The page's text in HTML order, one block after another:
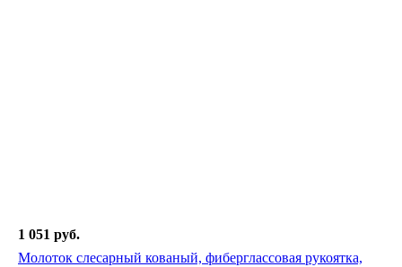
1 051 руб.
Молоток слесарный кованый, фиберглассовая рукоятка,